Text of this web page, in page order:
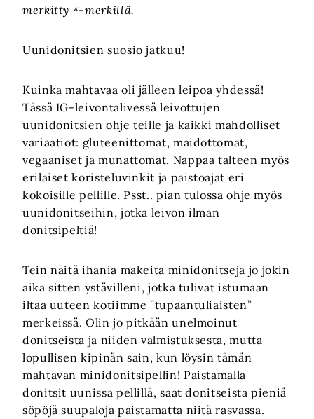
merkitty *-merkillä.
Uunidonitsien suosio jatkuu!
Kuinka mahtavaa oli jälleen leipoa yhdessä!
Tässä IG-leivontalivessä leivottujen
uunidonitsien ohje teille ja kaikki mahdolliset
variaatiot: gluteenittomat, maidottomat,
vegaaniset ja munattomat. Nappaa talteen myös
erilaiset koristeluvinkit ja paistoajat eri
kokoisille pellille. Psst.. pian tulossa ohje myös
uunidonitseihin, jotka leivon ilman
donitsipeltiä!
Tein näitä ihania makeita minidonitseja jo jokin
aika sitten ystävilleni, jotka tulivat istumaan
iltaa uuteen kotiimme ”tupaantuliaisten”
merkeissä. Olin jo pitkään unelmoinut
donitseista ja niiden valmistuksesta, mutta
lopullisen kipinän sain, kun löysin tämän
mahtavan minidonitsipellin! Paistamalla
donitsit uunissa pellillä, saat donitseista pieniä
söpöjä suupaloja paistamatta niitä rasvassa.